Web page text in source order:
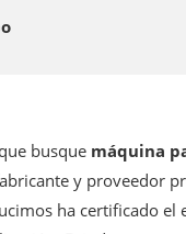
busque máquina
y proveedor
ha certificado el